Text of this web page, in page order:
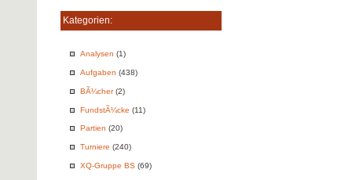
Kategorien:
Analysen (1)
Aufgaben (438)
BÃ¼cher(2)
FundstÃ¼cke (11)
Partien (20)
Turniere (240)
XQ-Gruppe BS (69)